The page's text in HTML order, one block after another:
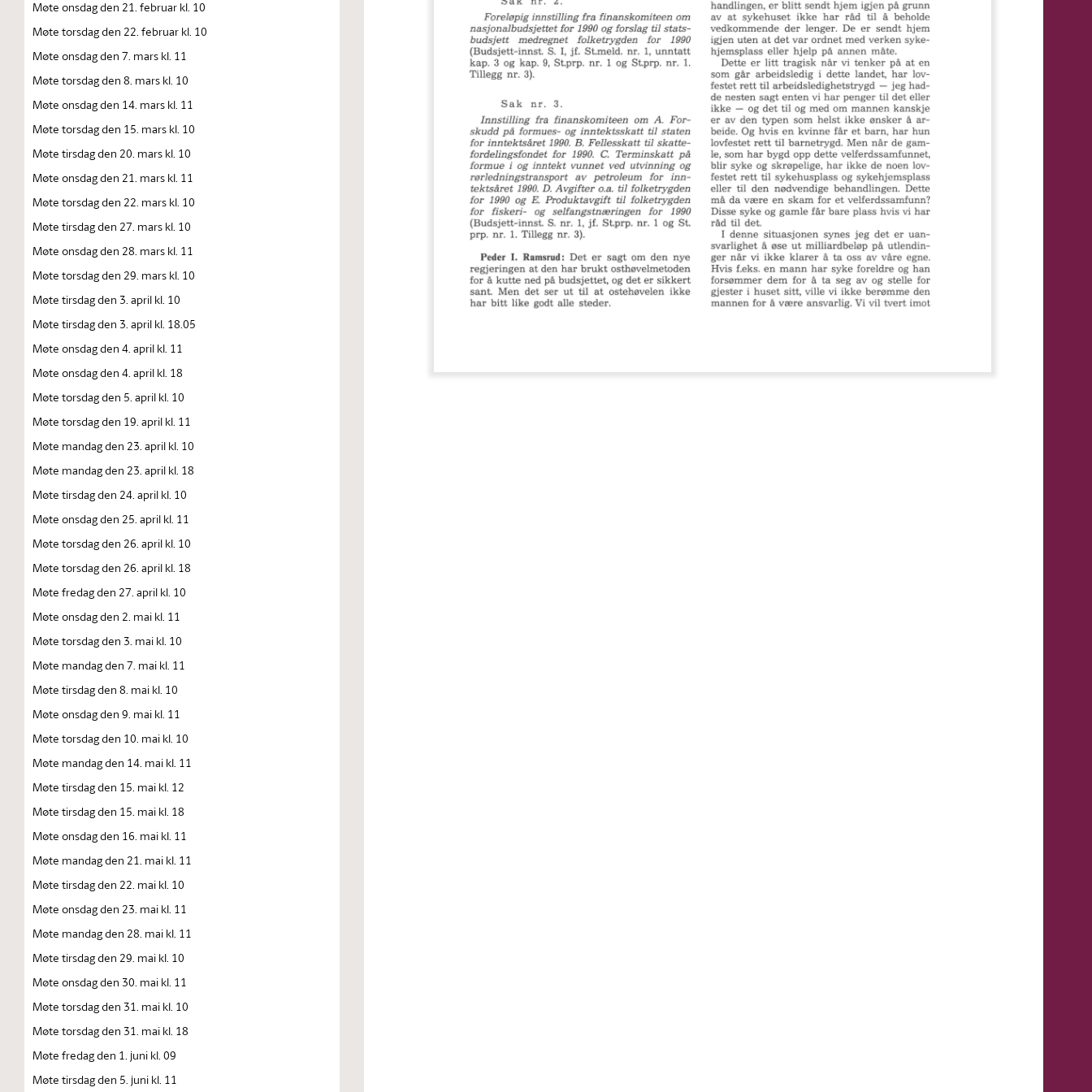
Møte onsdag den 21. februar kl. 10
Møte torsdag den 22. februar kl. 10
Møte onsdag den 7. mars kl. 11
Møte torsdag den 8. mars kl. 10
Møte onsdag den 14. mars kl. 11
Møte torsdag den 15. mars kl. 10
Møte tirsdag den 20. mars kl. 10
Møte onsdag den 21. mars kl. 11
Møte torsdag den 22. mars kl. 10
Møte tirsdag den 27. mars kl. 10
Møte onsdag den 28. mars kl. 11
Møte torsdag den 29. mars kl. 10
Møte tirsdag den 3. april kl. 10
Møte tirsdag den 3. april kl. 18.05
Møte onsdag den 4. april kl. 11
Møte onsdag den 4. april kl. 18
Møte torsdag den 5. april kl. 10
Møte torsdag den 19. april kl. 11
Møte mandag den 23. april kl. 10
Møte mandag den 23. april kl. 18
Møte tirsdag den 24. april kl. 10
Møte onsdag den 25. april kl. 11
Møte torsdag den 26. april kl. 10
Møte torsdag den 26. april kl. 18
Møte fredag den 27. april kl. 10
Møte onsdag den 2. mai kl. 11
Møte torsdag den 3. mai kl. 10
Møte mandag den 7. mai kl. 11
Møte tirsdag den 8. mai kl. 10
Møte onsdag den 9. mai kl. 11
Møte torsdag den 10. mai kl. 10
Møte mandag den 14. mai kl. 11
Møte tirsdag den 15. mai kl. 12
Møte tirsdag den 15. mai kl. 18
Møte onsdag den 16. mai kl. 11
Møte mandag den 21. mai kl. 11
Møte tirsdag den 22. mai kl. 10
Møte onsdag den 23. mai kl. 11
Møte mandag den 28. mai kl. 11
Møte tirsdag den 29. mai kl. 10
Møte onsdag den 30. mai kl. 11
Møte torsdag den 31. mai kl. 10
Møte torsdag den 31. mai kl. 18
Møte fredag den 1. juni kl. 09
Møte tirsdag den 5. juni kl. 11